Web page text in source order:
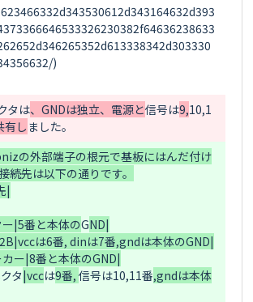
)
タ は、GNDは独立、電源と信号は9,10,1
有し
の外部端子の根元で基板にはんだ付け
続先は以下の通りです。
|
|5番と本体のGND|
は6番, dinは7番,gndは本体のGND|
ー|8番と本体のGND|
タ|vccは9番, 信号は10,11番,gndは本体